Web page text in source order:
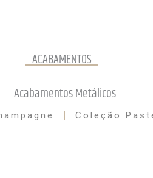
ACABAMENTOS
Acabamentos Metálicos
Coleção